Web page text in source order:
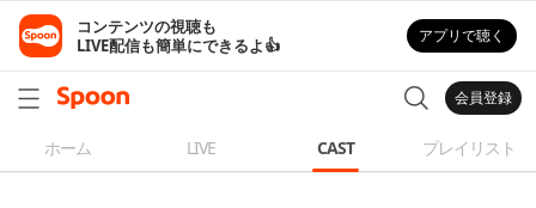
コンテンツの視聴も
LIVE配信も簡単にできるよ👍
アプリで聴く
会員登録
ホーム LIVE CAST プレイリスト